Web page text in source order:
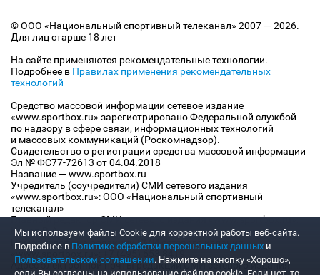
© ООО «Национальный спортивный телеканал» 2007 — 2026.
Для лиц старше 18 лет
На сайте применяются рекомендательные технологии.
Подробнее в Правилах применения рекомендательных
технологий
Средство массовой информации сетевое издание
«www.sportbox.ru» зарегистрировано Федеральной службой
по надзору в сфере связи, информационных технологий
и массовых коммуникаций (Роскомнадзор).
Свидетельство о регистрации средства массовой информации
Эл № ФС77-72613 от 04.04.2018
Название — www.sportbox.ru
Учредитель (соучредители) СМИ сетевого издания
«www.sportbox.ru»: ООО «Национальный спортивный
телеканал»
Главный редактор СМИ сетевого издания «www.sportbox.ru»:
Конов В.А.
Номер телефона редакции СМИ сетевого издания
«www.sportbox.ru»: +7 (495) 653 8419
Адрес электронной почты редакции СМИ сетевого издания
Мы используем файлы Сookie для корректной работы веб-сайта.
Подробнее в Политике обработки персональных данных и
Пользовательском соглашении. Нажмите на кнопку «Хорошо»,